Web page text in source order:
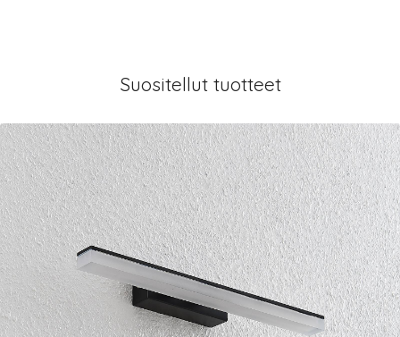
Suositellut tuotteet